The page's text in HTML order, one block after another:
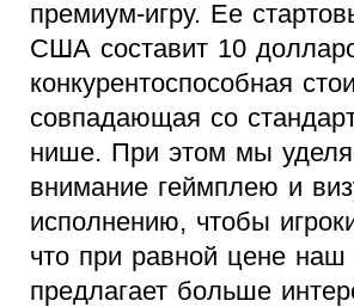
премиум-игру. Ее
США составит 10
конкурентоспособная
совпадающая со
нише. При этом мы
внимание геймплею и
исполнению, чтобы
что при равной цене наш
предлагает больше